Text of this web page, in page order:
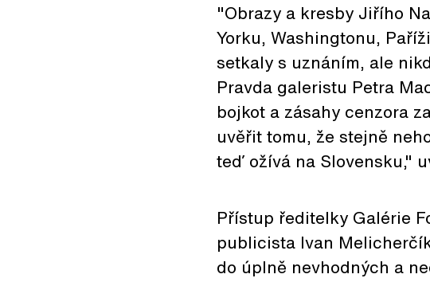
"Obrazy a kresby Jiřího
Yorku, Washingtonu,
setkaly s uznáním, ale
Pravda galeristu Petra
bojkot a zásahy cenzora
uvěřit tomu, že stejně
teď ožívá na Slovensku,"
Přístup ředitelky Galérie
publicista Ivan
do úplně nevhodných a